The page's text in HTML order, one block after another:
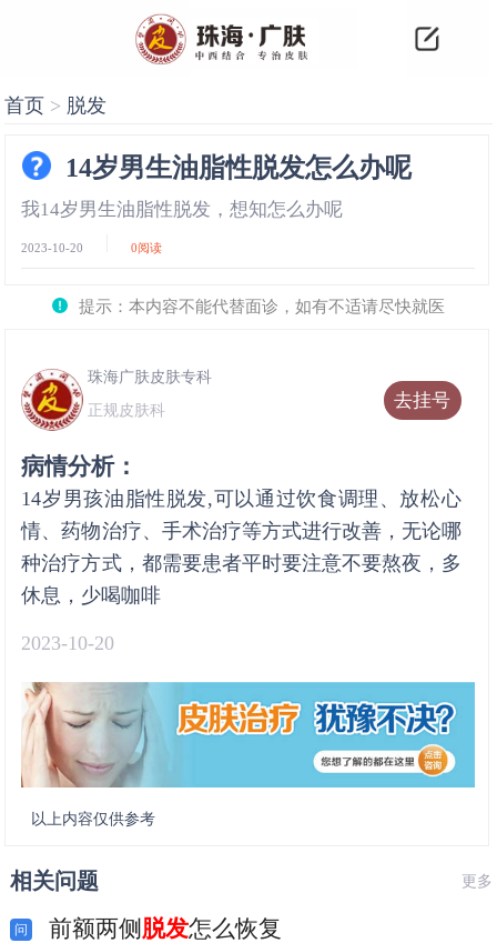
首页 > 脱发
14岁男生油脂性脱发怎么办呢
我14岁男生油脂性脱发，想知怎么办呢
2023-10-20 0阅读
提示：本内容不能代替面诊，如有不适请尽快就医
去挂号
珠海广肤皮肤专科
正规皮肤科
病情分析：
14岁男孩油脂性脱发,可以通过饮食调理、放松心
情、药物治疗、手术治疗等方式进行改善，无论哪
种治疗方式，都需要患者平时要注意不要熬夜，多
休息，少喝咖啡
2023-10-20
以上内容仅供参考
相关问题 更多
前额两侧 脱发怎么恢复